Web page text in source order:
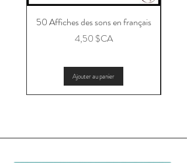
50 Affiches des sons en français
Prix
4,50 $CA
Ajouter au panier